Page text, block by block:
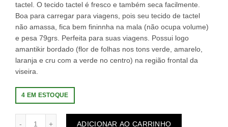
tactel. O tecido tactel é fresco e também seca facilmente.
Boa para carregar para viagens, pois seu tecido de tactel
não amassa, fica bem fininnha na mala (não ocupa volume)
e pesa 79grs. Perfeita para suas viagens. Possui logo
amantikir bordado (flor de folhas nos tons verde, amarelo,
laranja e cru com a verde no centro) na região frontal da
viseira.
4 EM ESTOQUE
ADICIONAR AO CARRINHO